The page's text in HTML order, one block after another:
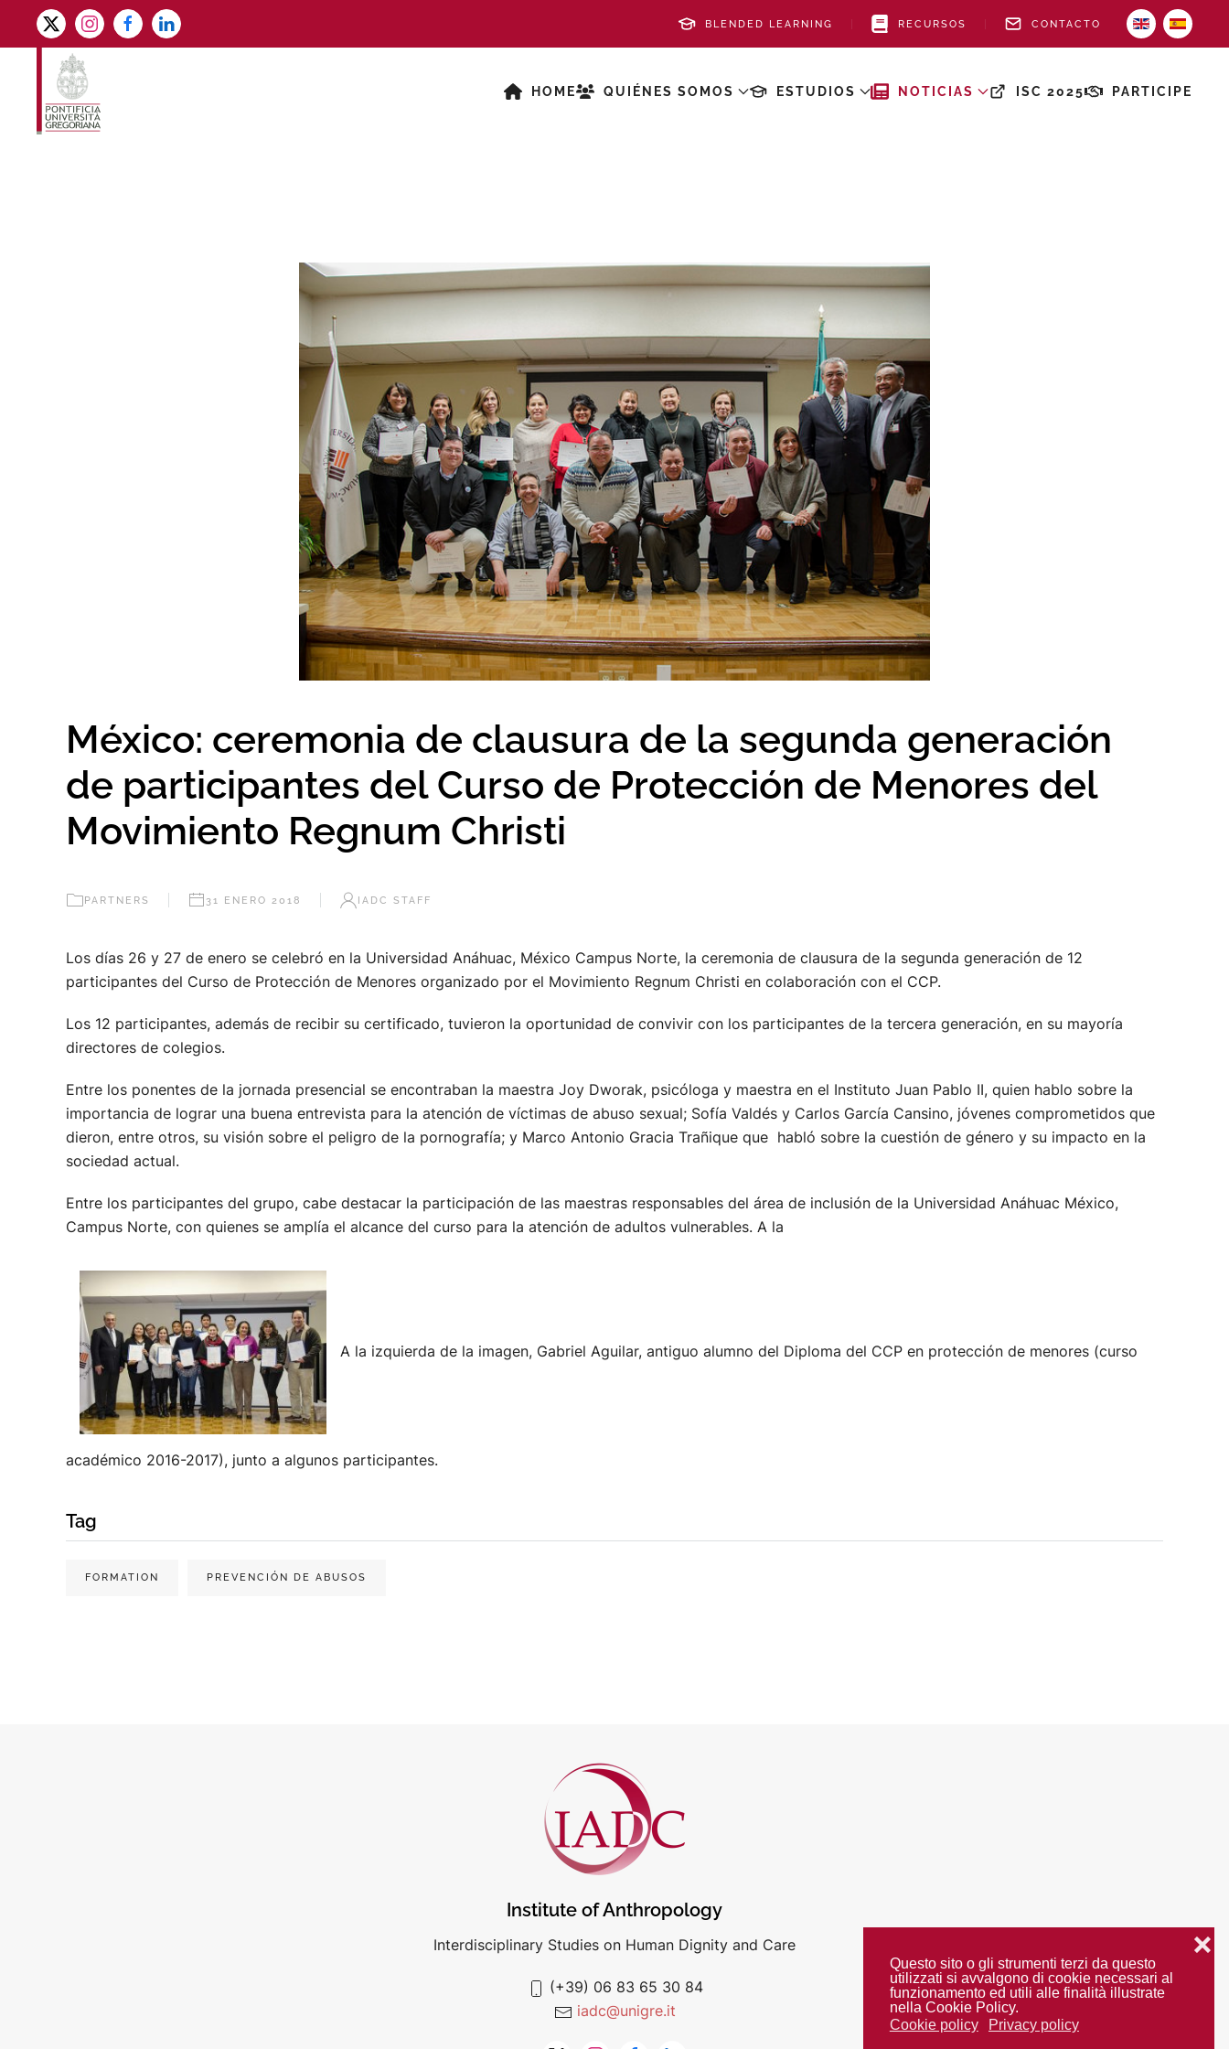
Questo sito o gli strumenti terzi da questo
utilizzati si avvalgono di cookie necessari al
funzionamento ed utili alle finalità illustrate
nella Cookie Policy.
Cookie policy
Privacy policy
❌
Skip to main content
BLENDED LEARNING RECURSOS CONTACTO
HOME QUIÉNES SOMOS ESTUDIOS NOTICIAS ISC 2025 PARTICIPE
México: ceremonia de clausura de la segunda generación
de participantes del Curso de Protección de Menores del
Movimiento Regnum Christi
PARTNERS 31 ENERO 2018 IADC STAFF
Los días 26 y 27 de enero se celebró en la Universidad Anáhuac, México Campus Norte, la ceremonia de clausura de la segunda generación de 12
participantes del Curso de Protección de Menores organizado por el Movimiento Regnum Christi en colaboración con el CCP.
Los 12 participantes, además de recibir su certificado, tuvieron la oportunidad de convivir con los participantes de la tercera generación, en su mayoría
directores de colegios.
Entre los ponentes de la jornada presencial se encontraban la maestra Joy Dworak, psicóloga y maestra en el Instituto Juan Pablo II, quien hablo sobre la
importancia de lograr una buena entrevista para la atención de víctimas de abuso sexual; Sofía Valdés y Carlos García Cansino, jóvenes comprometidos que
dieron, entre otros, su visión sobre el peligro de la pornografía; y Marco Antonio Gracia Trañique que habló sobre la cuestión de género y su impacto en la
sociedad actual.
Entre los participantes del grupo, cabe destacar la participación de las maestras responsables del área de inclusión de la Universidad Anáhuac México,
Campus Norte, con quienes se amplía el alcance del curso para la atención de adultos vulnerables. A la
A la izquierda de la imagen, Gabriel Aguilar, antiguo alumno del Diploma del CCP en protección de menores (curso
académico 2016-2017), junto a algunos participantes.
Tag
FORMATION PREVENCIÓN DE ABUSOS
Institute of Anthropology
Interdisciplinary Studies on Human Dignity and Care
(+39) 06 83 65 30 84
iadc@unigre.it